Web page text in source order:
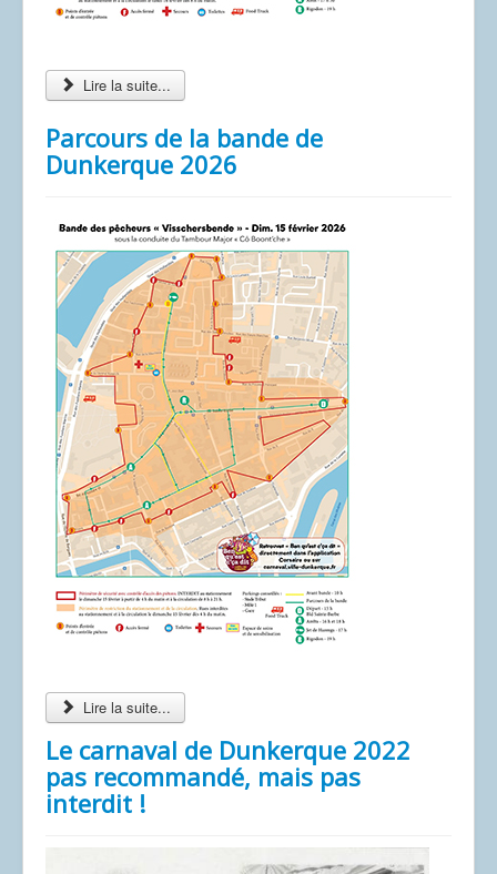
Lire la suite...
Parcours de la bande de
Dunkerque 2026
Lire la suite...
Le carnaval de Dunkerque 2022
pas recommandé, mais pas
interdit !